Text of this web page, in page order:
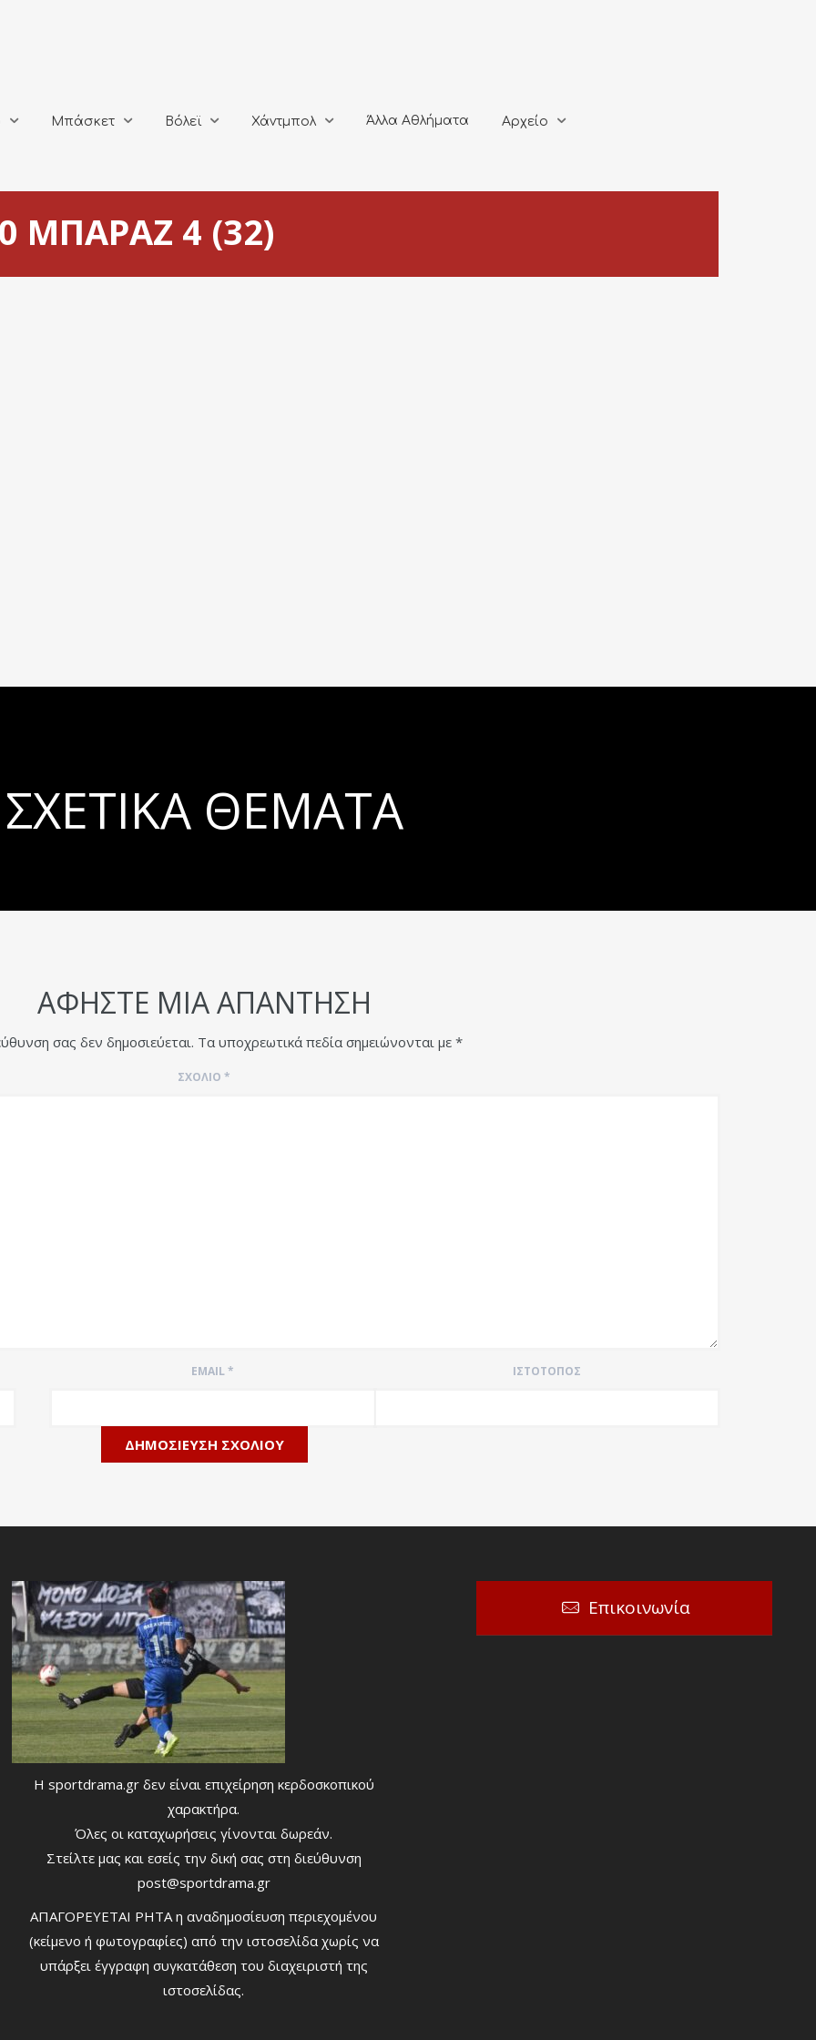
Μπάσκετ Βόλεϊ Χάντμπολ Άλλα Αθλήματα Αρχείο
ΜΠΑΡΑΖ 4 (32)
ΣΧΕΤΙΚΆ ΘΈΜΑΤΑ
ΑΦΉΣΤΕ ΜΙΑ ΑΠΆΝΤΗΣΗ
σας δεν δημοσιεύεται. Τα υποχρεωτικά πεδία σημειώνονται με *
ΣΧΌΛΙΟ *
EMAIL* ΙΣΤΌΤΟΠΟΣ
Η sportdrama.gr δεν είναι επιχείρηση κερδοσκοπικού
χαρακτήρα.
Όλες οι καταχωρήσεις γίνονται δωρεάν.
Στείλτε μας και εσείς την δική σας στη διεύθυνση
post@sportdrama.gr
ΑΠΑΓΟΡΕΥΕΤΑΙ ΡΗΤΑ η αναδημοσίευση περιεχομένου
(κείμενο ή φωτογραφίες) από την ιστοσελίδα χωρίς να
υπάρξει έγγραφη συγκατάθεση του διαχειριστή της
ιστοσελίδας.
Επικοινωνία